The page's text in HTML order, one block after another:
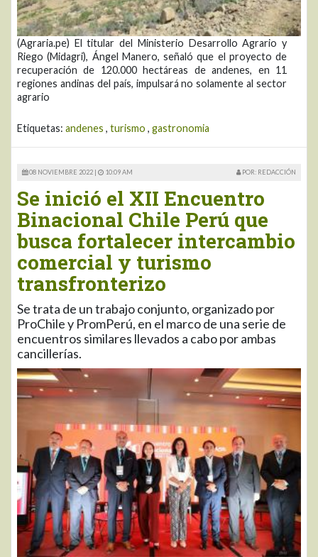
(Agraria.pe) El titular del Ministerio Desarrollo Agrario y
Riego (Midagri), Ángel Manero, señaló que el proyecto de
recuperación de 120.000 hectáreas de andenes, en 11
regiones andinas del país, impulsará no solamente al sector
agrario
Etiquetas: andenes , turismo , gastronomia
08 NOVIEMBRE 2022 | 10:09 AM POR: REDACCIÓN
Se inició el XII Encuentro
Binacional Chile Perú que
busca fortalecer intercambio
comercial y turismo
transfronterizo
Se trata de un trabajo conjunto, organizado por
ProChile y PromPerú, en el marco de una serie de
encuentros similares llevados a cabo por ambas
cancillerías.